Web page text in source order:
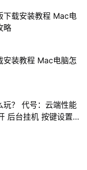
下载安装教程 Mac电
略
安装教程 Mac电脑怎
玩？ 代号：云端性能
后台挂机 按键设置